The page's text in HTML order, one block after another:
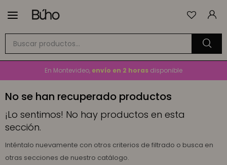

GRATIS
En Montevideo, envío en 2 horas disponible
No se han recuperado productos
¡Lo sentimos! No hay productos en esta
sección.
Inténtalo nuevamente con otros criterios de filtrado o busca en
otras secciones de nuestro catálogo.